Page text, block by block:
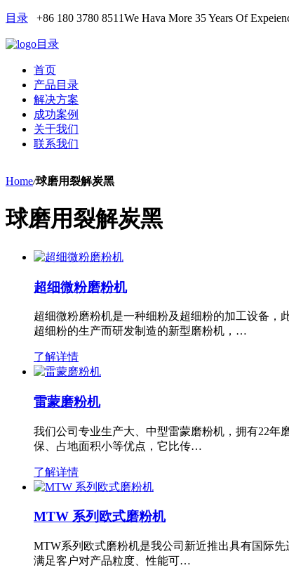
目录 +86 180 3780 8511We Hava More 35 Years Of
目录
首页
产品目录
解决方案
成功案例
关于我们
联系我们
Home/球磨用裂解炭黑
球磨用裂解炭黑
超细微粉磨粉机
超细微粉磨粉机是一种细粉及超细粉的加工设备，
超细粉的生产而研发制造的新型磨粉机，…
了解详情
雷蒙磨粉机
我们公司专业生产大、中型雷蒙磨粉机，拥有22
保、占地面积小等优点，它比传…
了解详情
MTW 系列欧式磨粉机
MTW系列欧式磨粉机是我公司新近推出具有国际
满足客户对产品粒度、性能可…